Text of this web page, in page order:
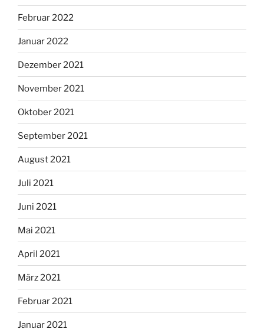
Februar 2022
Januar 2022
Dezember 2021
November 2021
Oktober 2021
September 2021
August 2021
Juli 2021
Juni 2021
Mai 2021
April 2021
März 2021
Februar 2021
Januar 2021